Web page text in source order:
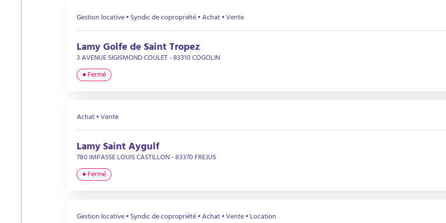
Gestion locative • Syndic de copropriété • Achat • Vente
Lamy Golfe de Saint Tropez
3 AVENUE SIGISMOND COULET - 83310 COGOLIN
● Fermé
Achat • Vente
Lamy Saint Aygulf
780 IMPASSE LOUIS CASTILLON - 83370 FREJUS
● Fermé
Gestion locative • Syndic de copropriété • Achat • Vente • Location